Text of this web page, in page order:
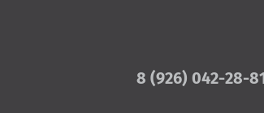
8 (926) 042-28-81